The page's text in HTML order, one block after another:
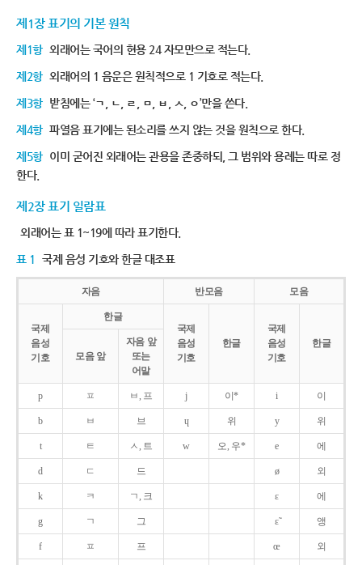
제1장 표기의 기본 원칙
제1항 외래어는 국어의 현용 24 자모만으로 적는다.
제2항 외래어의 1 음운은 원칙적으로 1 기호로 적는다.
제3항 받침에는 ‘ㄱ, ㄴ, ㄹ, ㅁ, ㅂ, ㅅ, ㅇ’만을 쓴다.
제4항 파열음 표기에는 된소리를 쓰지 않는 것을 원칙으로 한다.
제5항 이미 굳어진 외래어는 관용을 존중하되, 그 범위와 용례는 따로 정
한다.
제2장 표기 일람표
외래어는 표 1~19에 따라 표기한다.
표 1 국제 음성 기호와 한글 대조표
자음 반모음 모음
국제
음성
기호
한글
국제
음성
기호
한글
국제
음성
기호
한글
모음 앞
자음 앞
또는
어말
p ㅍ ㅂ, 프 j 이* i 이
b ㅂ 브 ɥ 위 y 위
t ㅌ ㅅ, 트 w 오, 우* e 에
d ㄷ 드 ø 외
k ㅋ ㄱ, 크 ɛ 에
g ㄱ 그 ɛ̃ 앵
f ㅍ 프 œ 외